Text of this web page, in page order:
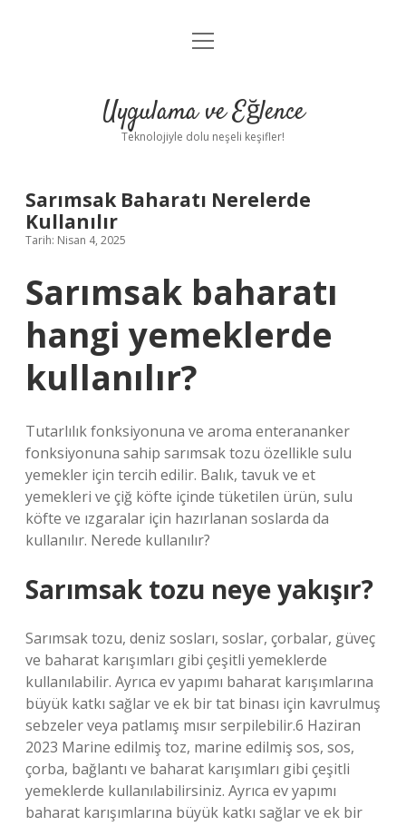
Anasayfa
Yasal Uyarı
menüyü
Uygulama ve Eğlence
Teknolojiyle dolu neşeli keşifler!
Sarımsak Baharatı Nerelerde
Kullanılır
Tarih: Nisan 4, 2025
Sarımsak baharatı
hangi yemeklerde
kullanılır?
Tutarlılık fonksiyonuna ve aroma enterananker
fonksiyonuna sahip sarımsak tozu özellikle sulu
yemekler için tercih edilir. Balık, tavuk ve et
yemekleri ve çiğ köfte içinde tüketilen ürün, sulu
köfte ve ızgaralar için hazırlanan soslarda da
kullanılır. Nerede kullanılır?
Sarımsak tozu neye yakışır?
Sarımsak tozu, deniz sosları, soslar, çorbalar, güveç
ve baharat karışımları gibi çeşitli yemeklerde
kullanılabilir. Ayrıca ev yapımı baharat karışımlarına
büyük katkı sağlar ve ek bir tat binası için kavrulmuş
sebzeler veya patlamış mısır serpilebilir.6 Haziran
2023 Marine edilmiş toz, marine edilmiş sos, sos,
çorba, bağlantı ve baharat karışımları gibi çeşitli
yemeklerde kullanılabilirsiniz. Ayrıca ev yapımı
baharat karışımlarına büyük katkı sağlar ve ek bir